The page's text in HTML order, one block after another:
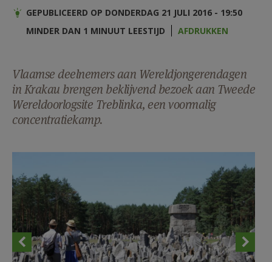
AANMELDEN OF REGISTREREN
GEPUBLICEERD OP DONDERDAG 21 JULI 2016 - 19:50
MINDER DAN 1 MINUUT LEESTIJD
AFDRUKKEN
Vlaamse deelnemers aan Wereldjongerendagen
in Krakau brengen beklijvend bezoek aan Tweede
Wereldoorlogsite Treblinka, een voormalig
concentratiekamp.